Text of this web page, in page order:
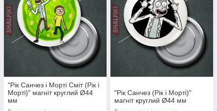
"Рік Санчез і Морті Сміт (Рік і
Морті)" магніт круглий Ø44
мм
"Рік Санчез (Рік і Морті)"
магніт круглий Ø44 мм